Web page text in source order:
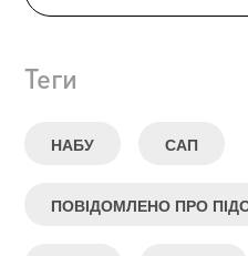
Теги
НАБУ САП
ПОВІДОМЛЕНО ПРО